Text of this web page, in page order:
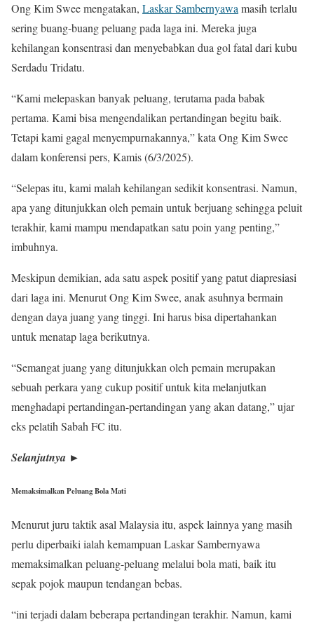
Ong Kim Swee mengatakan, Laskar Sambernyawa masih terlalu
sering buang-buang peluang pada laga ini. Mereka juga
kehilangan konsentrasi dan menyebabkan dua gol fatal dari kubu
Serdadu Tridatu.
“Kami melepaskan banyak peluang, terutama pada babak
pertama. Kami bisa mengendalikan pertandingan begitu baik.
Tetapi kami gagal menyempurnakannya,” kata Ong Kim Swee
dalam konferensi pers, Kamis (6/3/2025).
“Selepas itu, kami malah kehilangan sedikit konsentrasi. Namun,
apa yang ditunjukkan oleh pemain untuk berjuang sehingga peluit
terakhir, kami mampu mendapatkan satu poin yang penting,”
imbuhnya.
Meskipun demikian, ada satu aspek positif yang patut diapresiasi
dari laga ini. Menurut Ong Kim Swee, anak asuhnya bermain
dengan daya juang yang tinggi. Ini harus bisa dipertahankan
untuk menatap laga berikutnya.
“Semangat juang yang ditunjukkan oleh pemain merupakan
sebuah perkara yang cukup positif untuk kita melanjutkan
menghadapi pertandingan-pertandingan yang akan datang,” ujar
eks pelatih Sabah FC itu.
Selanjutnya ►
Memaksimalkan Peluang Bola Mati
Menurut juru taktik asal Malaysia itu, aspek lainnya yang masih
perlu diperbaiki ialah kemampuan Laskar Sambernyawa
memaksimalkan peluang-peluang melalui bola mati, baik itu
sepak pojok maupun tendangan bebas.
“ini terjadi dalam beberapa pertandingan terakhir. Namun, kami